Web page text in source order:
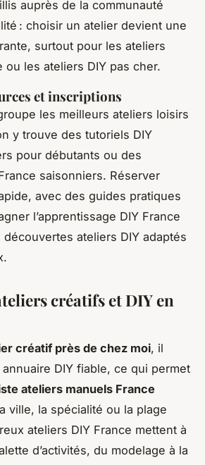
auprès de la communauté
: choisir un atelier devient une
surtout pour les ateliers
ou les ateliers DIY pas cher.
et inscriptions
les meilleurs ateliers loisirs
y trouve des tutoriels DIY
pour débutants ou des
saisonniers. Réserver
avec des guides pratiques
l’apprentissage DIY France
ateliers DIY adaptés
créatifs et DIY en
créatif près de chez moi, il
DIY fiable, ce qui permet
ateliers manuels France
ville, la spécialité ou la plage
ateliers DIY France mettent à
d’activités, du modelage à la